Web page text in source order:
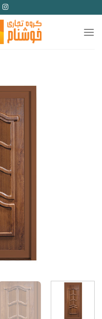
to
content